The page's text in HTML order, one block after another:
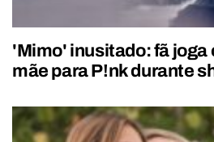
'Mimo' inusitado: fã joga
mãe para P!nk durante